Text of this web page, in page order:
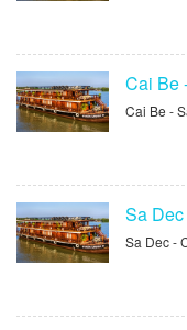
Cai Be
Cai Be -
Sa
Sa Dec -